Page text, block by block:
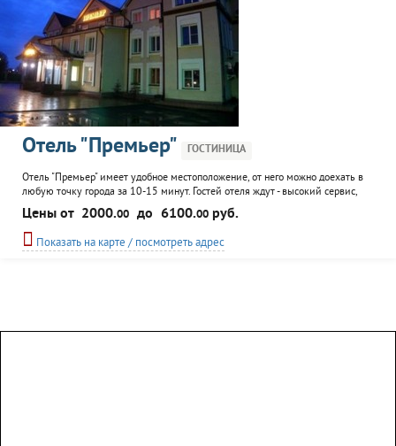
Отель "Премьер" ГОСТИНИЦА
Отель "Премьер" имеет удобное местоположение, от него можно доехать в
любую точку города за 10-15 минут. Гостей отеля ждут - высокий сервис,
комфортабельные номера и круглосуточное обслуживание. Посетителям на
выбор представлены номера разного класса: стандарт, комфорт, комфорт +,
студия, люкс, аппартаменты. Все они мебелиованны и оснащены всем
необходимым. К услугам гостей:...
Цены от 2000.00 до 6100.00 руб.
Показать на карте / посмотреть адрес